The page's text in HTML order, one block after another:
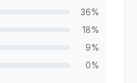
36%
18%
9%
0%